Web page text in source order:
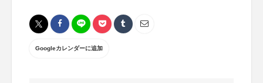
Googleカレンダーに追加